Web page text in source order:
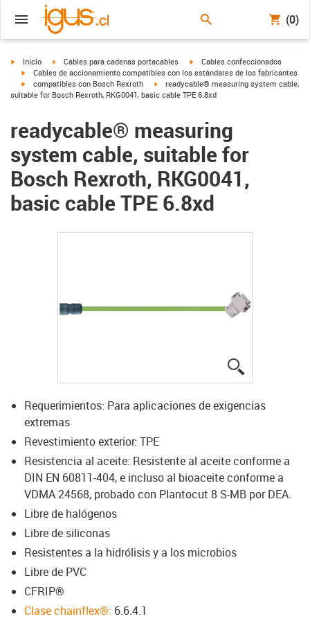
(0)
igus-icon-arrow-right
Inicio igus-icon-arrow-right
Cables para cadenas portacables igus-icon-arrow-right
Cables confeccionados
igus-icon-arrow-right
Cables de accionamiento compatibles con los estándares de los fabricantes
igus-icon-arrow-right
compatibles con Bosch Rexroth igus-icon-arrow-right
readycable® measuring system cable,
suitable for Bosch Rexroth, RKG0041, basic cable TPE 6.8xd
readycable® measuring
system cable, suitable for
Bosch Rexroth, RKG0041,
basic cable TPE 6.8xd
Requerimientos: Para aplicaciones de exigencias
extremas
Revestimiento exterior: TPE
Resistencia al aceite: Resistente al aceite conforme a
DIN EN 60811-404, e incluso al bioaceite conforme a
VDMA 24568, probado con Plantocut 8 S-MB por DEA.
Libre de halógenos
Libre de siliconas
Resistentes a la hidrólisis y a los microbios
Libre de PVC
CFRIP®
Clase chainflex®: 6.6.4.1